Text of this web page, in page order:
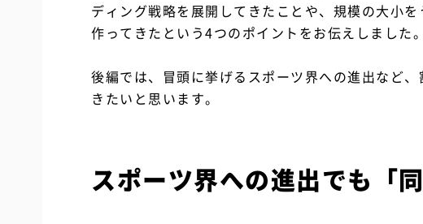
ディング戦略を展開してきたことや、規模の大小
作ってきたという4つのポイントをお伝えしました。
後編では、冒頭に挙げるスポーツ界への進出など
きたいと思います。
スポーツ界への進出でも「